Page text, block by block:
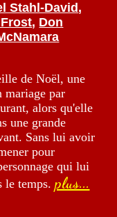
Stahl-David,
, Don
de Noël, une
mariage par
alors qu'elle
une grande
Sans lui avoir
pour
qui lui
le temps.plus...